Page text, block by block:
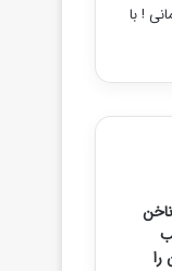
! با